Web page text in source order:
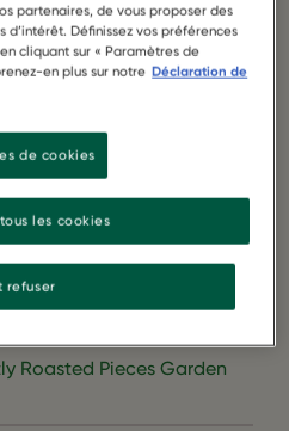
Roasted Pieces Garden
partenaires, de vous proposer des
Définissez vos préférences
cliquant sur « Paramètres de
en plus sur notre Déclaration de
de cookies
refuser
les cookies